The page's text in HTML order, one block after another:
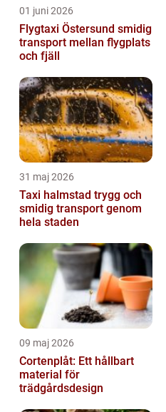
01 juni 2026
Flygtaxi Östersund smidig
transport mellan flygplats
och fjäll
31 maj 2026
Taxi halmstad trygg och
smidig transport genom
hela staden
09 maj 2026
Cortenplåt: Ett hållbart
material för
trädgårdsdesign